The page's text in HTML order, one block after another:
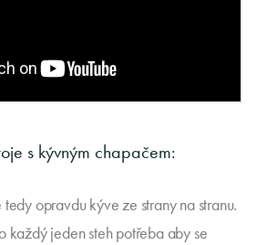
s kývným chapačem:
tedy opravdu kýve ze strany na stranu.
každý jeden steh potřeba aby se